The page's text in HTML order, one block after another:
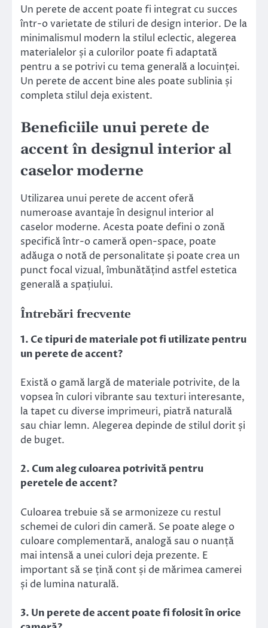
Un perete de accent poate fi integrat cu succes
într-o varietate de stiluri de design interior. De la
minimalismul modern la stilul eclectic, alegerea
materialelor și a culorilor poate fi adaptată
pentru a se potrivi cu tema generală a locuinței.
Un perete de accent bine ales poate sublinia și
completa stilul deja existent.
Beneficiile unui perete de
accent în designul interior al
caselor moderne
Utilizarea unui perete de accent oferă
numeroase avantaje în designul interior al
caselor moderne. Acesta poate defini o zonă
specifică într-o cameră open-space, poate
adăuga o notă de personalitate și poate crea un
punct focal vizual, îmbunătățind astfel estetica
generală a spațiului.
Întrebări frecvente
1. Ce tipuri de materiale pot fi utilizate pentru
un perete de accent?
Există o gamă largă de materiale potrivite, de la
vopsea în culori vibrante sau texturi interesante,
la tapet cu diverse imprimeuri, piatră naturală
sau chiar lemn. Alegerea depinde de stilul dorit și
de buget.
2. Cum aleg culoarea potrivită pentru
peretele de accent?
Culoarea trebuie să se armonizeze cu restul
schemei de culori din cameră. Se poate alege o
culoare complementară, analogă sau o nuanță
mai intensă a unei culori deja prezente. E
important să se țină cont și de mărimea camerei
și de lumina naturală.
3. Un perete de accent poate fi folosit în orice